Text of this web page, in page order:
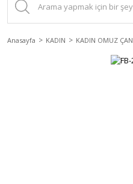
Anasayfa KADIN KADIN OMUZ